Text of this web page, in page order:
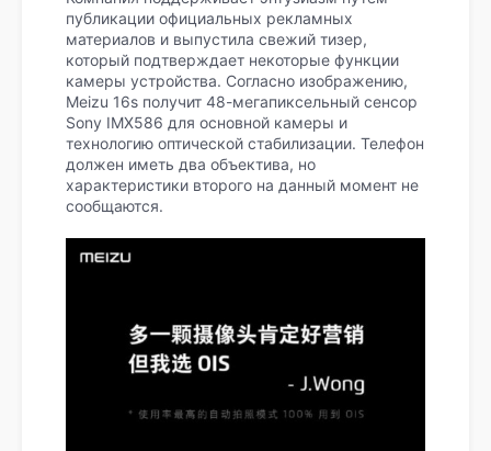
публикации официальных рекламных
материалов и выпустила свежий тизер,
который подтверждает некоторые функции
камеры устройства. Согласно изображению,
Meizu 16s получит 48-мегапиксельный сенсор
Sony IMX586 для основной камеры и
технологию оптической стабилизации. Телефон
должен иметь два объектива, но
характеристики второго на данный момент не
сообщаются.